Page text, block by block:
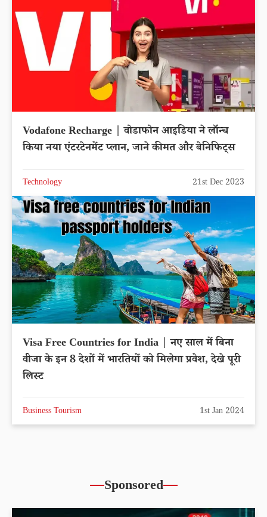
Vodafone Recharge | वोडाफोन आइडिया ने लॉन्च
किया नया एंटरटेनमेंट प्लान, जाने कीमत और बेनिफिट्स
Technology 21st Dec 2023
Visa Free Countries for India | नए साल में बिना
वीजा के इन 8 देशों में भारतियों को मिलेगा प्रवेश, देखे पूरी
लिस्ट
Business Tourism 1st Jan 2024
Sponsored